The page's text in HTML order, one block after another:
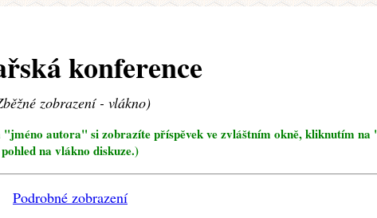
konference
zobrazení - vlákno)
autora" si zobrazíte příspěvek ve zvláštním okně, kliknutím
pohled na vlákno diskuze.)
Podrobné zobrazení